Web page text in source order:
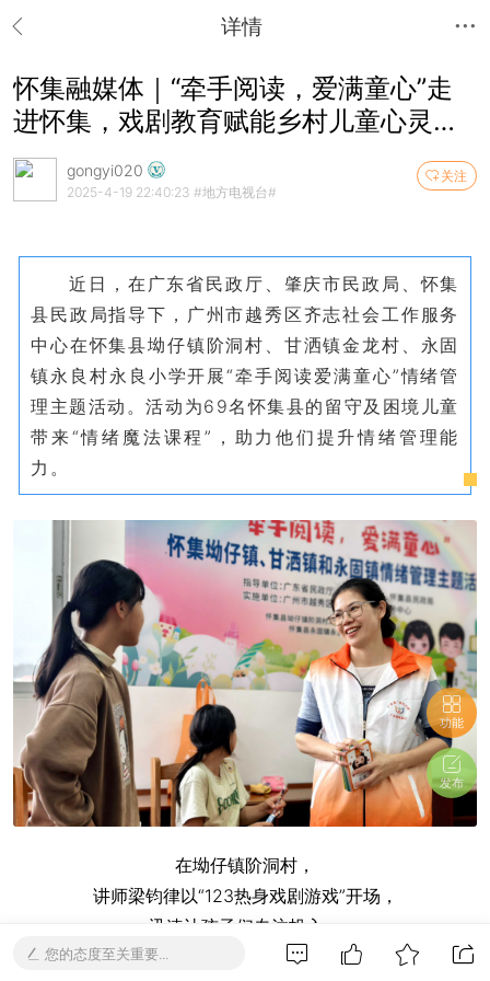
详情
怀集融媒体｜“牵手阅读，爱满童心”走
进怀集，戏剧教育赋能乡村儿童心灵成
长
关注
gongyi020
2025-4-19 22:40:23 #地方电视台#
近日，在广东省民政厅、肇庆市民政局、怀集
县民政局指导下，广州市越秀区齐志社会工作服务
中心在怀集县坳仔镇阶洞村、甘洒镇金龙村、永固
镇永良村永良小学开展“牵手阅读爱满童心”情绪管
理主题活动。活动为69名怀集县的留守及困境儿童
带来“情绪魔法课程”，助力他们提升情绪管理能
力。
在坳仔镇阶洞村，
讲师梁钧律以“123热身戏剧游戏”开场，
迅速让孩子们专注投入，
推开认知情绪的大门。
您的态度至关重要...
功能
发布